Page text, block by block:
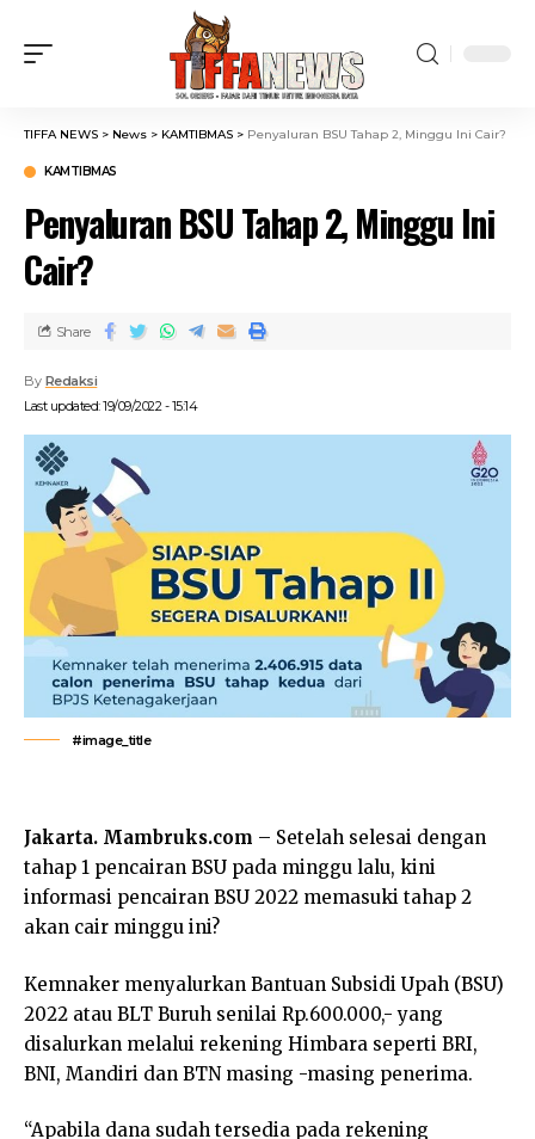
TIFFA NEWS > News > KAMTIBMAS > Penyaluran BSU Tahap 2, Minggu Ini Cair?
KAMTIBMAS
Penyaluran BSU Tahap 2, Minggu Ini
Cair?
Last updated: 19/09/2022 - 15:14
By Redaksi
Share
#image_title
Jakarta. Mambruks.com – Setelah selesai dengan
tahap 1 pencairan BSU pada minggu lalu, kini
informasi pencairan BSU 2022 memasuki tahap 2
akan cair minggu ini?
Kemnaker menyalurkan Bantuan Subsidi Upah (BSU)
2022 atau BLT Buruh senilai Rp.600.000,- yang
disalurkan melalui rekening Himbara seperti BRI,
BNI, Mandiri dan BTN masing -masing penerima.
“Apabila dana sudah tersedia pada rekening